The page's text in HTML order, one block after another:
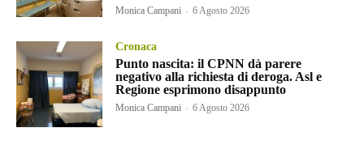
Monica Campani - 6 Agosto 2026
Cronaca
Punto nascita: il CPNN dà parere
negativo alla richiesta di deroga. Asl e
Regione esprimono disappunto
Monica Campani - 6 Agosto 2026